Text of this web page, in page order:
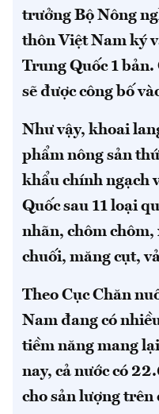
trưởng Bộ Nông
thôn Việt Nam ký
Trung Quốc 1
sẽ được công bố
Như vậy, khoai
phẩm nông sản
khẩu chính ngạch
Quốc sau 11 loại
nhãn, chôm
chuối, măng cụt,
Theo Cục Chăn
Nam đang có
tiềm năng mang
nay, cả nước có
cho sản lượng